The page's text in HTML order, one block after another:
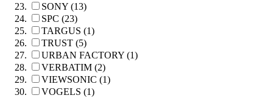
SONY (13)
SPC (23)
TARGUS (1)
TRUST (5)
URBAN FACTORY (1)
VERBATIM (2)
VIEWSONIC (1)
VOGELS (1)